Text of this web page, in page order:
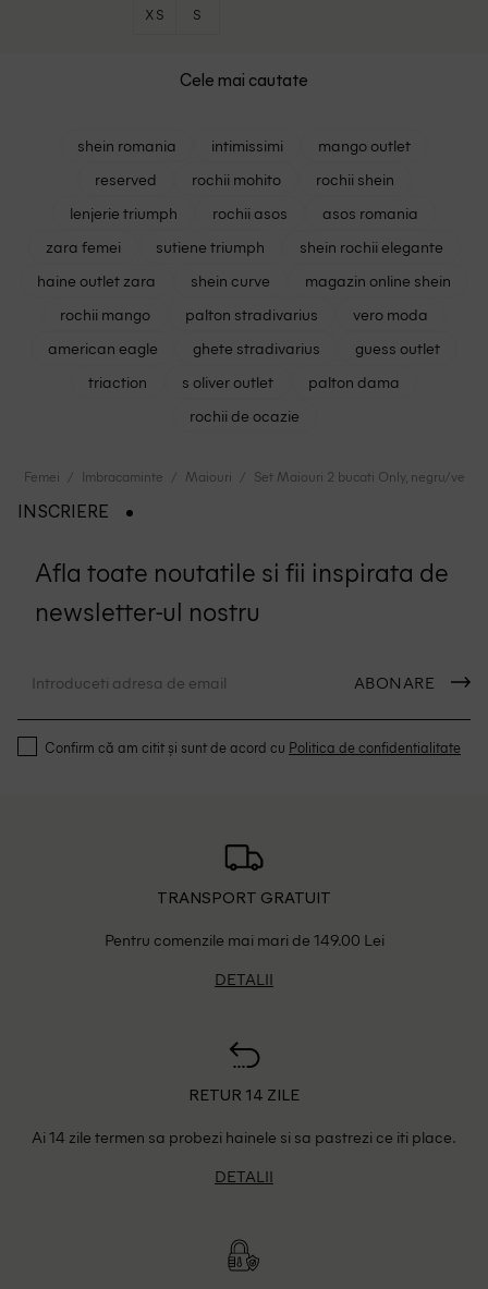
XS S
Cele mai cautate
shein romania intimissimi
mango outlet
reserved
rochii mohito
rochii shein
lenjerie triumph
rochii asos
asos romania
zara femei
sutiene triumph
shein rochii elegante
haine outlet zara
shein curve
magazin online shein
rochii mango
palton stradivarius
vero moda
american eagle
ghete stradivarius
guess outlet
triaction
s oliver outlet
palton dama
rochii de ocazie
Femei Imbracaminte Maiouri Set Maiouri 2 bucati Only, negru/verde
INSCRIERE
Afla toate noutatile si fii inspirata de
newsletter-ul nostru
ABONARE
Confirm că am citit și sunt de acord cu Politica de confidentialitate
TRANSPORT GRATUIT
Pentru comenzile mai mari de 149.00 Lei
DETALII
RETUR 14 ZILE
Ai 14 zile termen sa probezi hainele si sa pastrezi ce iti place.
DETALII